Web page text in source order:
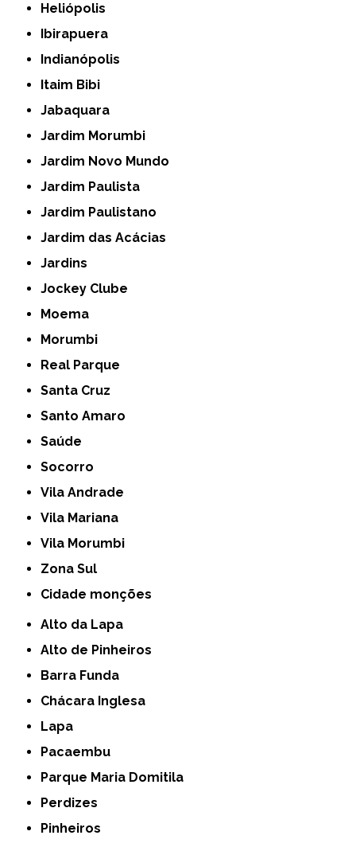
Heliópolis
Ibirapuera
Indianópolis
Itaim Bibi
Jabaquara
Jardim Morumbi
Jardim Novo Mundo
Jardim Paulista
Jardim Paulistano
Jardim das Acácias
Jardins
Jockey Clube
Moema
Morumbi
Real Parque
Santa Cruz
Santo Amaro
Saúde
Socorro
Vila Andrade
Vila Mariana
Vila Morumbi
Zona Sul
cidade monções
Alto da Lapa
Alto de Pinheiros
Barra Funda
Chácara Inglesa
Lapa
Pacaembu
Parque Maria Domitila
Perdizes
Pinheiros